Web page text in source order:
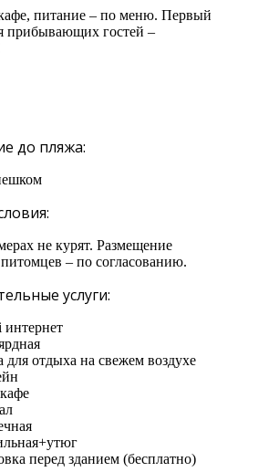
питание – по меню. Первый
прибывающих гостей –
до пляжа:
не курят. Размещение
– по согласованию.
услуги:
интернет
для отдыха на свежем воздухе
перед зданием (бесплатно)